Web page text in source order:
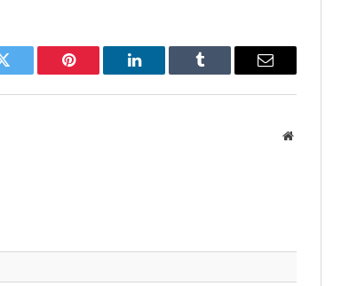
Twitter Pinterest LinkedIn Tumblr Email
Website